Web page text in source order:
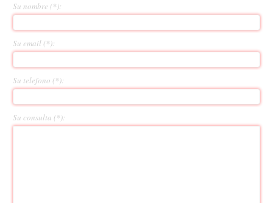
Su nombre (*):
Su email (*):
Su telefono (*):
Su consulta (*):